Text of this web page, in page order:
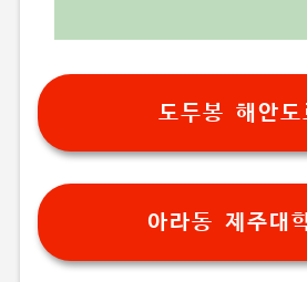
도두봉 해안도
아라동 제주대